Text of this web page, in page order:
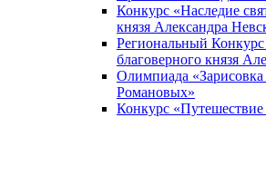
Конкурс «Наследие
князя Александра
Региональный Конкурс
благоверного князя
Олимпиада
Романовых»
Конкурс «Путешествие